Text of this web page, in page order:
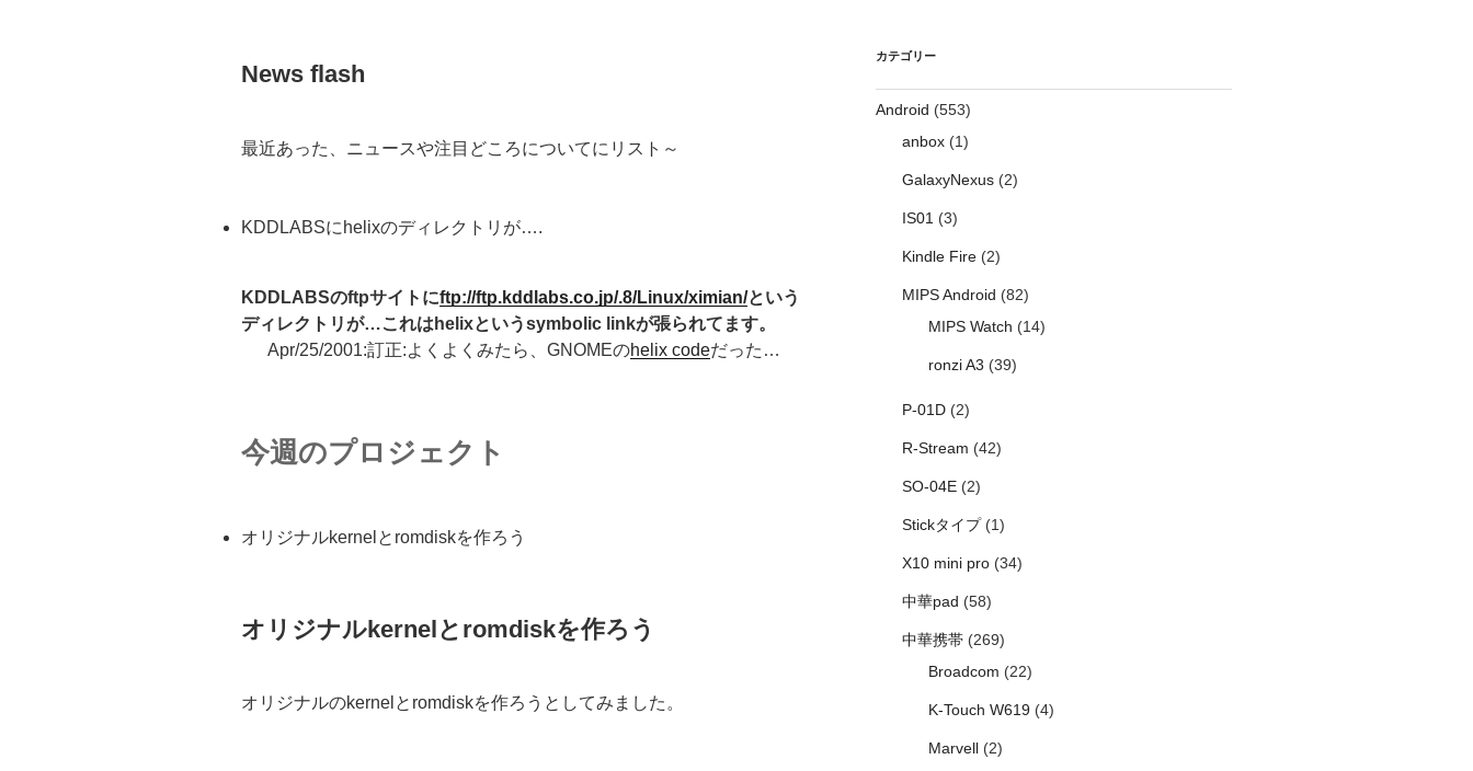
News flash
最近あった、ニュースや注目どころについてにリスト～
KDDLABSにhelixのディレクトリが….
KDDLABSのftpサイトにftp://ftp.kddlabs.co.jp/.8/Linux/ximian/という
ディレクトリが…これはhelixというsymbolic linkが張られてます。
Apr/25/2001:訂正:よくよくみたら、GNOMEのhelix codeだった…
今週のプロジェクト
オリジナルkernelとromdiskを作ろう
オリジナルkernelとromdiskを作ろう
オリジナルのkernelとromdiskを作ろうとしてみました。
カテゴリー
Android (553)
anbox(1)
GalaxyNexus(2)
IS01(3)
Kindle Fire(2)
MIPS Android (82)
MIPS Watch (14)
ronzi A3 (39)
P-01D(2)
R-Stream (42)
SO-04E(2)
Stickタイプ(1)
X10 mini pro(34)
中華pad (58)
中華携帯(269)
Broadcom (22)
K-Touch W619(4)
Marvell(2)